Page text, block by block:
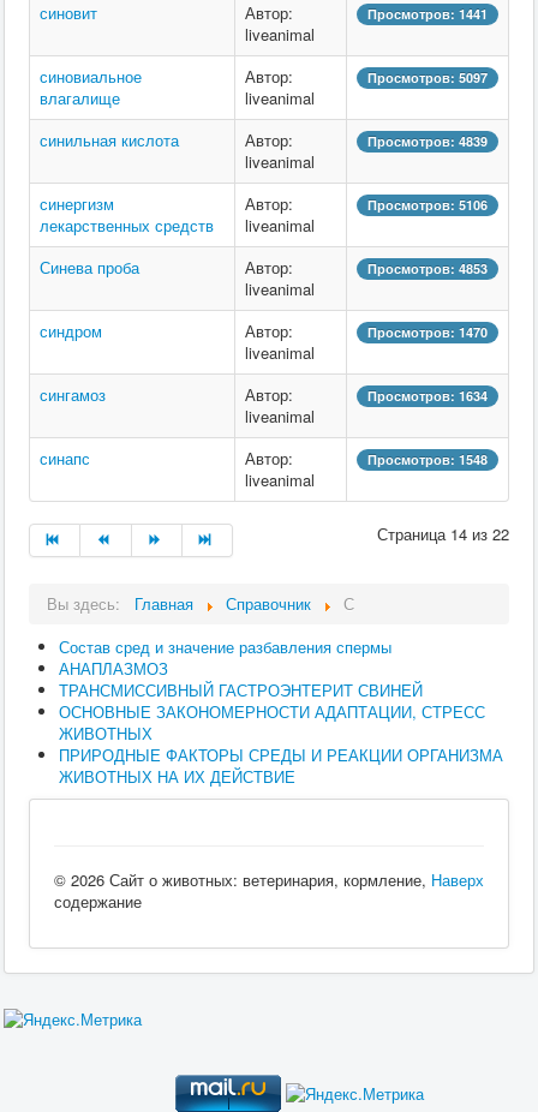
синовит
Автор:
liveanimal
Просмотров: 1441
синовиальное
влагалище
Автор:
liveanimal
Просмотров: 5097
синильная кислота
Автор:
liveanimal
Просмотров: 4839
синергизм
лекарственных средств
Автор:
liveanimal
Просмотров: 5106
Синева проба
Автор:
liveanimal
Просмотров: 4853
синдром
Автор:
liveanimal
Просмотров: 1470
сингамоз
Автор:
liveanimal
Просмотров: 1634
синапс
Автор:
liveanimal
Просмотров: 1548
Страница 14 из 22
Вы здесь: Главная Справочник
С
Состав сред и значение разбавления спермы
АНАПЛАЗМОЗ
ТРАНСМИССИВНЫЙ ГАСТРОЭНТЕРИТ СВИНЕЙ
ОСНОВНЫЕ ЗАКОНОМЕРНОСТИ АДАПТАЦИИ, СТРЕСС
ЖИВОТНЫХ
ПРИРОДНЫЕ ФАКТОРЫ СРЕДЫ И РЕАКЦИИ ОРГАНИЗМА
ЖИВОТНЫХ НА ИХ ДЕЙСТВИЕ
Наверх
© 2026 Сайт о животных: ветеринария, кормление,
содержание